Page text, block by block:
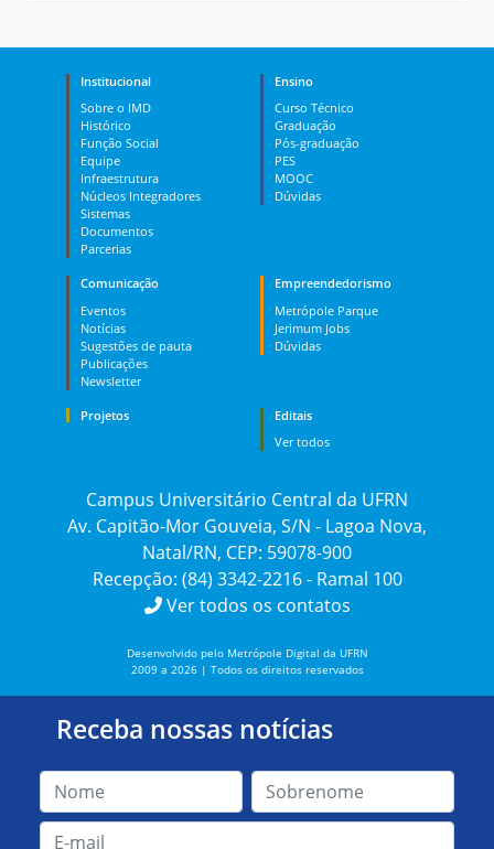
Institucional
Sobre o IMD
Histórico
Função Social
Equipe
Infraestrutura
Núcleos Integradores
Sistemas
Documentos
Parcerias
Ensino
Curso Técnico
Graduação
Pós-graduação
PES
MOOC
Dúvidas
Comunicação
Eventos
Notícias
Sugestões de pauta
Publicações
Newsletter
Empreendedorismo
Metrópole Parque
Jerimum Jobs
Dúvidas
Projetos
Editais
Ver todos
Campus Universitário Central da UFRN
Av. Capitão-Mor Gouveia, S/N - Lagoa Nova,
Natal/RN, CEP: 59078-900
Recepção: (84) 3342-2216 - Ramal 100
Ver todos os contatos
Desenvolvido pelo Metrópole Digital da UFRN
2009 a 2026 | Todos os direitos reservados
Receba nossas notícias